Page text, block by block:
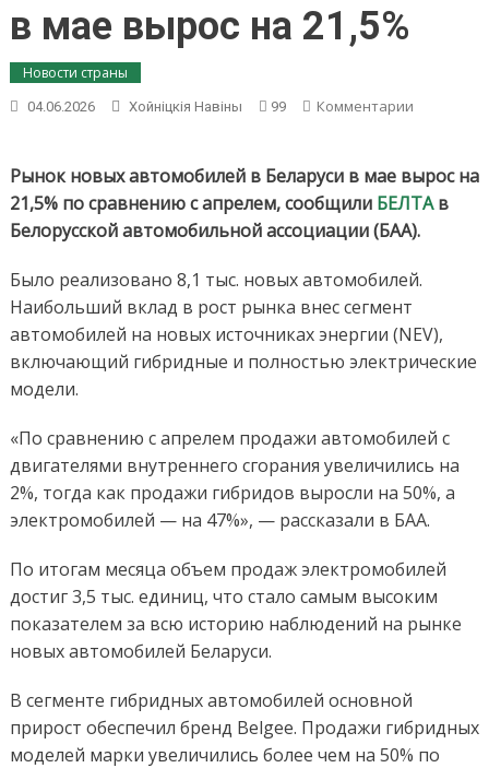
в мае вырос на 21,5%
Новости страны
04.06.2026 Хойнiцкiя Навiны 99 Комментарииon
в
Беларуси
в
вырос
21,5%
Рынок новых автомобилей в Беларуси в мае вырос на
21,5% по сравнению с апрелем, сообщили БЕЛТАв
Белорусской автомобильной ассоциации (БАА).
Было реализовано 8,1 тыс. новых автомобилей.
Наибольший вклад в рост рынка внес сегмент
автомобилей на новых источниках энергии (NEV),
включающий гибридные и полностью электрические
модели.
«По сравнению с апрелем продажи автомобилей с
двигателями внутреннего сгорания увеличились на
2%, тогда как продажи гибридов выросли на 50%, а
электромобилей — на 47%», — рассказали в БАА.
По итогам месяца объем продаж электромобилей
достиг 3,5 тыс. единиц, что стало самым высоким
показателем за всю историю наблюдений на рынке
новых автомобилей Беларуси.
В сегменте гибридных автомобилей основной
прирост обеспечил бренд Belgee. Продажи гибридных
моделей марки увеличились более чем на 50% по